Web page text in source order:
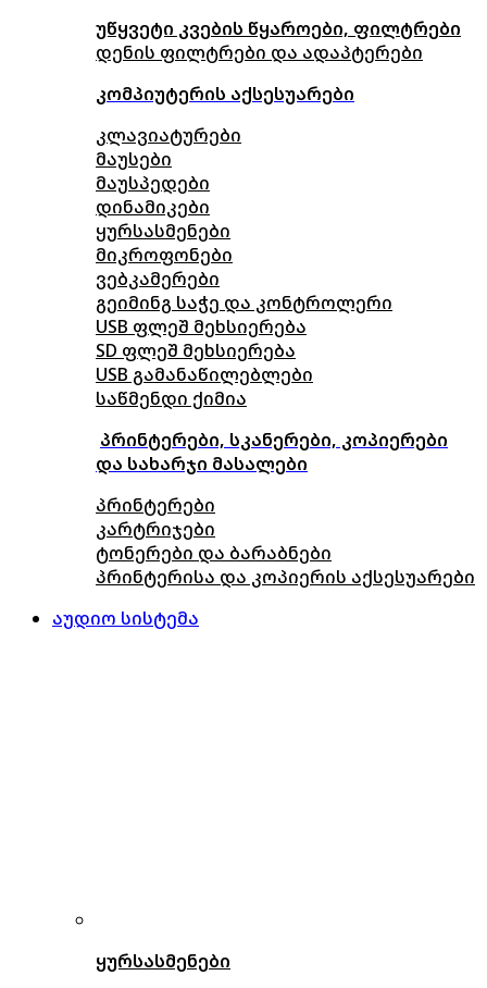
უწყვეტი კვების წყაროები, ფილტრები
დენის ფილტრები და ადაპტერები
კომპიუტერის აქსესუარები
კლავიატურები
მაუსები
მაუსპედები
დინამიკები
ყურსასმენები
მიკროფონები
ვებკამერები
გეიმინგ საჭე და კონტროლერი
USB ფლეშ მეხსიერება
SD ფლეშ მეხსიერება
USB გამანაწილებლები
საწმენდი ქიმია
პრინტერები, სკანერები, კოპიერები
და სახარჯი მასალები
პრინტერები
კარტრიჯები
ტონერები და ბარაბნები
პრინტერისა და კოპიერის აქსესუარები
აუდიო სისტემა
ყურსასმენები